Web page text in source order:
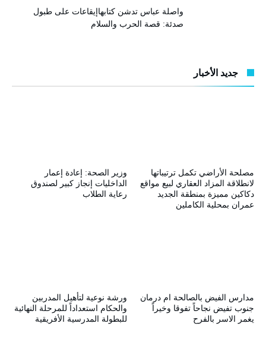
واصلة عباس تدشن كتابهاإيقاعات على طبول
صدئة: قصة الحرب والسلام
جديد الأخبار
وزير الصحة: إعادة إعمار
الداخليات إنجاز كبير لصندوق
رعاية الطلاب
مصلحة الأراضي تكمل ترتيباتها
لانطلاقة المزاد العقاري لبيع مواقع
دكاكين مميزة بمنطقة الجديد
عمران بمحلية الكاملين
ورشة نوعية لتأهيل المدربين
والحكام استعداداً للمرحلة النهائية
للبطولة المدرسية الأفريقية
مدارس الفيض بالصالحة ام درمان
جنوب تفيض نجاحاً تفوقا وخيراً
يغمر الاسر بالفرح